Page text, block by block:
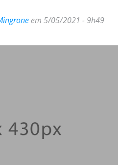
em 5/05/2021 - 9h49